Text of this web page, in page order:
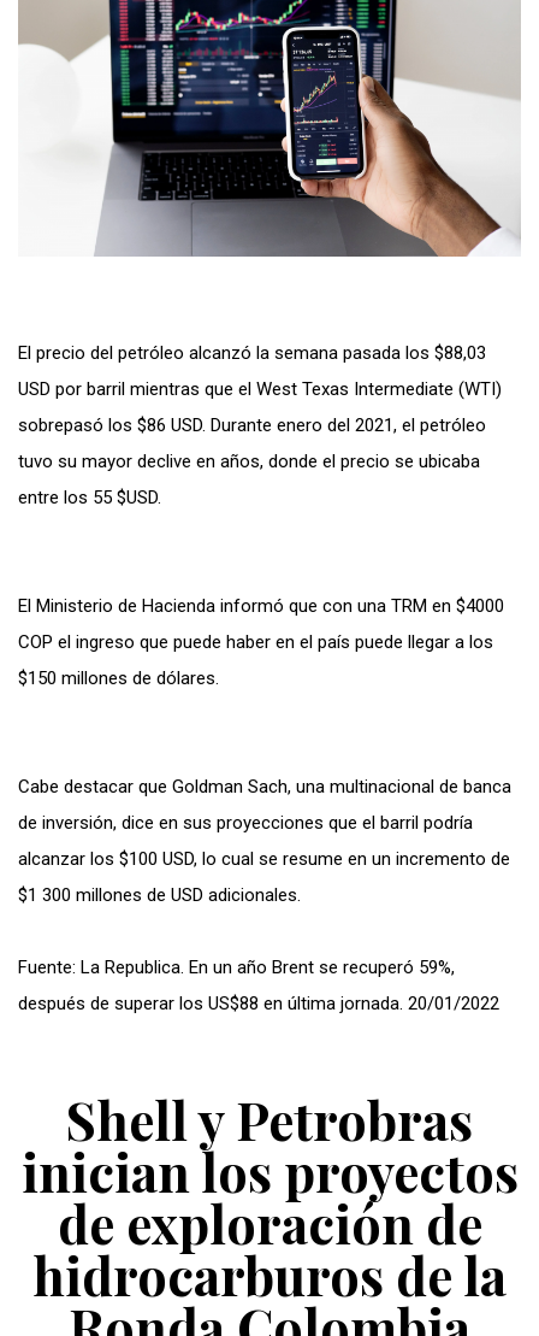
El precio del petróleo alcanzó la semana pasada los $88,03
USD por barril mientras que el West Texas Intermediate (WTI)
sobrepasó los $86 USD. Durante enero del 2021, el petróleo
tuvo su mayor declive en años, donde el precio se ubicaba
entre los 55 $USD.
El Ministerio de Hacienda informó que con una TRM en $4000
COP el ingreso que puede haber en el país puede llegar a los
$150 millones de dólares.
Cabe destacar que Goldman Sach, una multinacional de banca
de inversión, dice en sus proyecciones que el barril podría
alcanzar los $100 USD, lo cual se resume en un incremento de
$1 300 millones de USD adicionales.
Fuente: La Republica. En un año Brent se recuperó 59%,
después de superar los US$88 en última jornada. 20/01/2022
Shell y Petrobras
inician los proyectos
de exploración de
hidrocarburos de la